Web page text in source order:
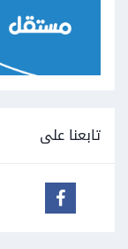
تابعنا على